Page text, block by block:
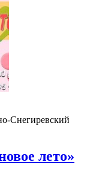
Снегиревский
лето»